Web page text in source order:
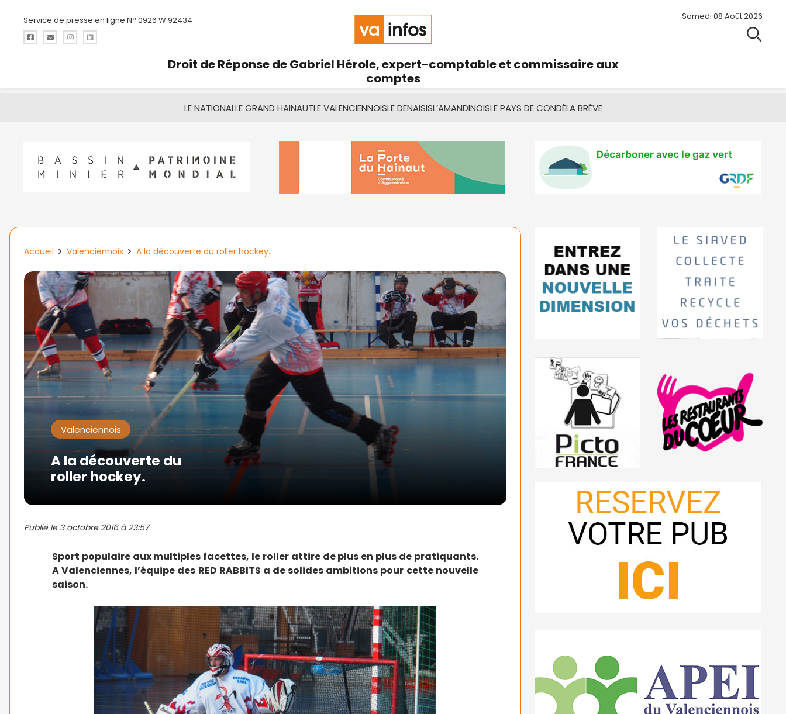
Service de presse en ligne N° 0926 W 92434 Samedi 08 Août 2026
Droit de Réponse de Gabriel Hérole, expert-comptable et commissaire aux
comptes
LE NATIONALLE GRAND HAINAUTLE VALENCIENNOISLE DENAISISL’AMANDINOISLE PAYS DE CONDÉLA BRÈVE
Accueil Valenciennois A la découverte du roller hockey.
Valenciennois
A la découverte du
roller hockey.
Publié le 3 octobre 2016 à 23:57
Sport populaire aux multiples facettes, le roller attire de plus en plus de pratiquants.
A Valenciennes, l’équipe des RED RABBITS a de solides ambitions pour cette nouvelle
saison.